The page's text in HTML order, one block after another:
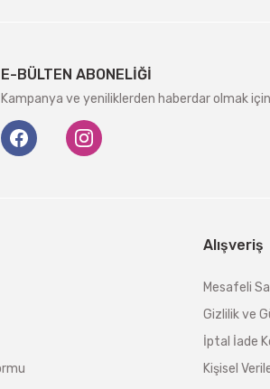
E-BÜLTEN ABONELİĞİ
Kampanya ve yeniliklerden haberdar olmak
Alışveriş
Mesafeli
Gizlilik ve
İptal İade
Kişisel